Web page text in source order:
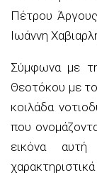
Πέτρου
Ιωάννη
Σύμφωνα με
Θεοτόκου με
κοιλάδα
που
εικόνα αυτή